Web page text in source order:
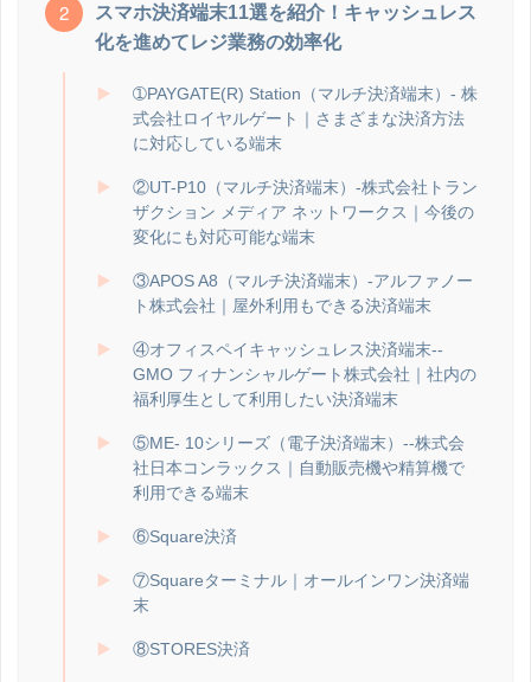
スマホ決済端末11選を紹介！キャッシュレス
化を進めてレジ業務の効率化
➀PAYGATE(R) Station（マルチ決済端末）- 株
式会社ロイヤルゲート｜さまざまな決済方法
に対応している端末
②UT-P10（マルチ決済端末）-株式会社トラン
ザクション メディア ネットワークス｜今後の
変化にも対応可能な端末
③APOS A8（マルチ決済端末）-アルファノー
ト株式会社｜屋外利用もできる決済端末
④オフィスペイキャッシュレス決済端末--
GMO フィナンシャルゲート株式会社｜社内の
福利厚生として利用したい決済端末
⑤ME- 10シリーズ（電子決済端末）--株式会
社日本コンラックス｜自動販売機や精算機で
利用できる端末
⑥Square決済
⑦Squareターミナル｜オールインワン決済端
末
⑧STORES決済